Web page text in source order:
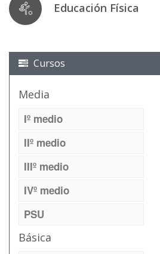
Educación Física
Cursos
Media
Iº medio
IIº medio
IIIº medio
IVº medio
PSU
Básica